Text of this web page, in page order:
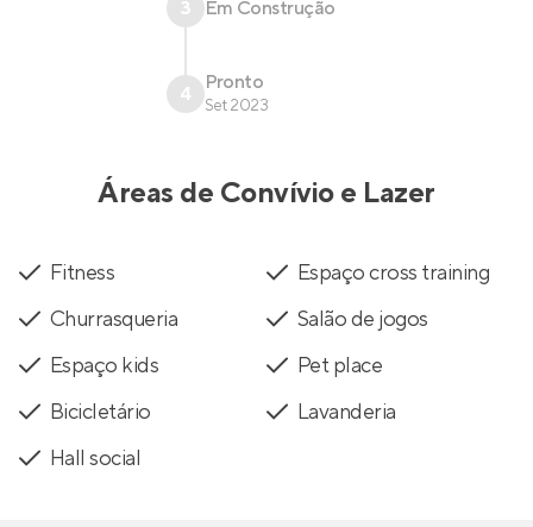
3 Em Construção
4 Pronto
Set 2023
Áreas de Convívio e Lazer
Fitness
Espaço cross training
Churrasqueria
Salão de jogos
Espaço kids
Pet place
Bicicletário
Lavanderia
Hall social